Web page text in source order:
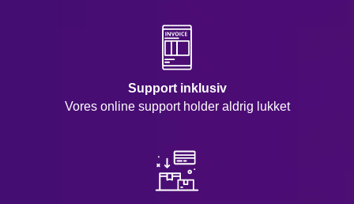
Support inklusiv
Vores online support holder aldrig lukket